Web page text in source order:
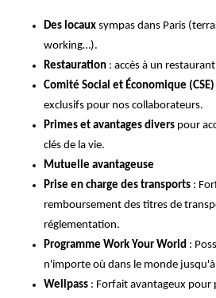
Des locaux sympas dans Paris
working…).
Restauration : accès à un
Comité Social et Économique (CSE)
exclusifs pour nos collaborateurs.
Primes et avantages divers pour
clés de la vie.
Mutuelle avantageuse
Prise en charge des transports :
remboursement des titres de
réglementation.
Programme Work Your World :
n'importe où dans le monde
Wellpass : Forfait avantageux pour